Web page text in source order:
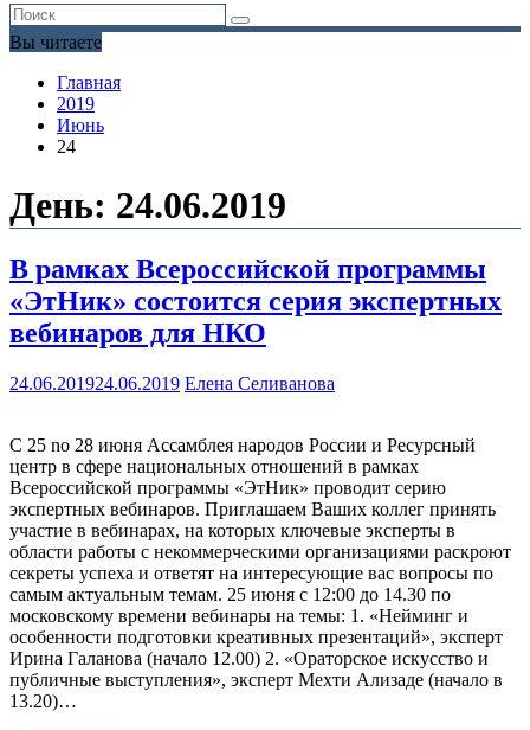
Вы читаете
Главная
2019
Июнь
24
День: 24.06.2019
В рамках Всероссийской программы
«ЭтНик» состоится серия экспертных
вебинаров для НКО
24.06.201924.06.2019 Елена Селиванова
С 25 no 28 июня Ассамблея народов России и Ресурсный
центр в сфере национальных отношений в рамках
Всероссийской программы «ЭтНик» проводит серию
экспертных вебинаров. Приглашаем Ваших коллег принять
участие в вебинарах, на которых ключевые эксперты в
области работы с некоммерческими организациями раскроют
секреты успеха и ответят на интересующие вас вопросы по
самым актуальным темам. 25 июня с 12:00 до 14.30 по
московскому времени вебинары на темы: 1. «Нейминг и
особенности подготовки креативных презентаций», эксперт
Ирина Галанова (начало 12.00) 2. «Ораторское искусство и
публичные выступления», эксперт Мехти Ализаде (начало в
13.20)…